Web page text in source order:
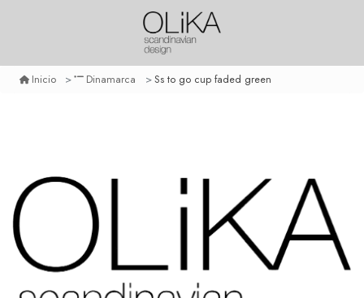
Inicio Dinamarca Ss to go cup faded green